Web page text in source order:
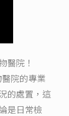
醫院！
院的專業
的處置，這
是日常檢